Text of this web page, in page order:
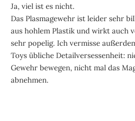
Ja, viel ist es nicht.
Das Plasmagewehr ist leider sehr
aus hohlem Plastik und wirkt auch
sehr popelig. Ich vermisse
Toys übliche Detailversessenheit:
Gewehr bewegen, nicht mal das
abnehmen.